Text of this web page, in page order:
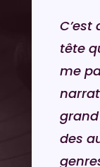
tête
me
des